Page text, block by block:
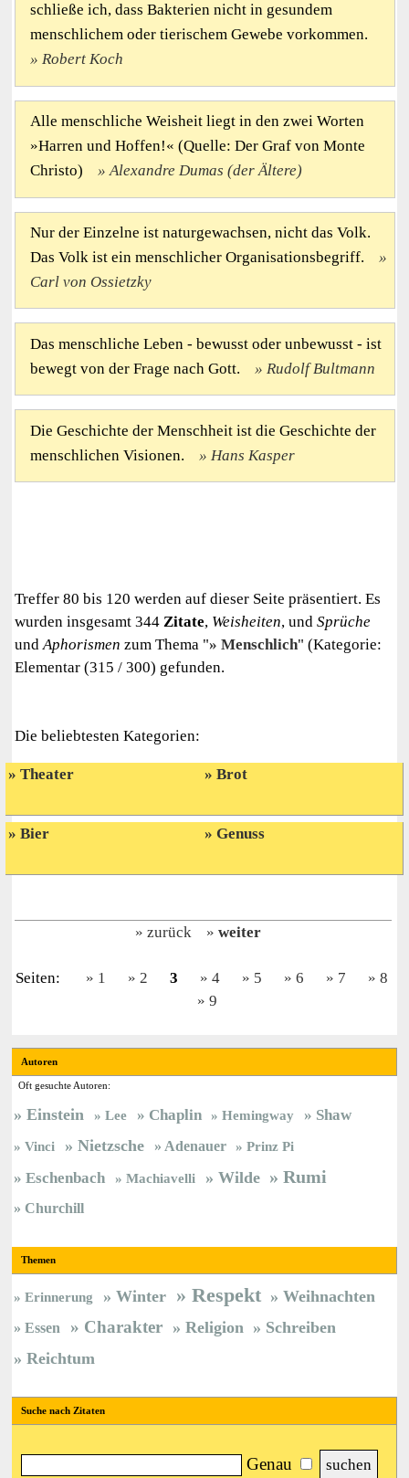
schließe ich, dass Bakterien nicht in gesundem
menschlichem oder tierischem Gewebe vorkommen.
Robert Koch
Alle menschliche Weisheit liegt in den zwei Worten
»Harren und Hoffen!« (Quelle: Der Graf von Monte
Christo)
Alexandre Dumas (der Ältere)
Nur der Einzelne ist naturgewachsen, nicht das Volk.
Das Volk ist ein menschlicher Organisationsbegriff.
Carl von Ossietzky
Das menschliche Leben - bewusst oder unbewusst - ist
bewegt von der Frage nach Gott.
Rudolf Bultmann
Die Geschichte der Menschheit ist die Geschichte der
menschlichen Visionen.
Hans Kasper
Treffer 80 bis 120 werden auf dieser Seite präsentiert. Es
wurden insgesamt 344Zitate, Weisheiten, undSprüche
undAphorismen zum Thema " Menschlich" (Kategorie:
Elementar (315 / 300) gefunden.
Die beliebtesten Kategorien:
Theater
Bier
Brot
Genuss
zurück weiter
Seiten: 1 2 3 4 5 6 7
8
9
Autoren
Oft gesuchte Autoren:
Einstein Lee Chaplin Hemingway Shaw
Vinci Nietzsche Adenauer Prinz Pi
Eschenbach Machiavelli Wilde Rumi
Churchill
Themen
Erinnerung Winter Respekt Weihnachten
Essen Charakter Religion
Schreiben
Reichtum
Suche nach Zitaten
Genau